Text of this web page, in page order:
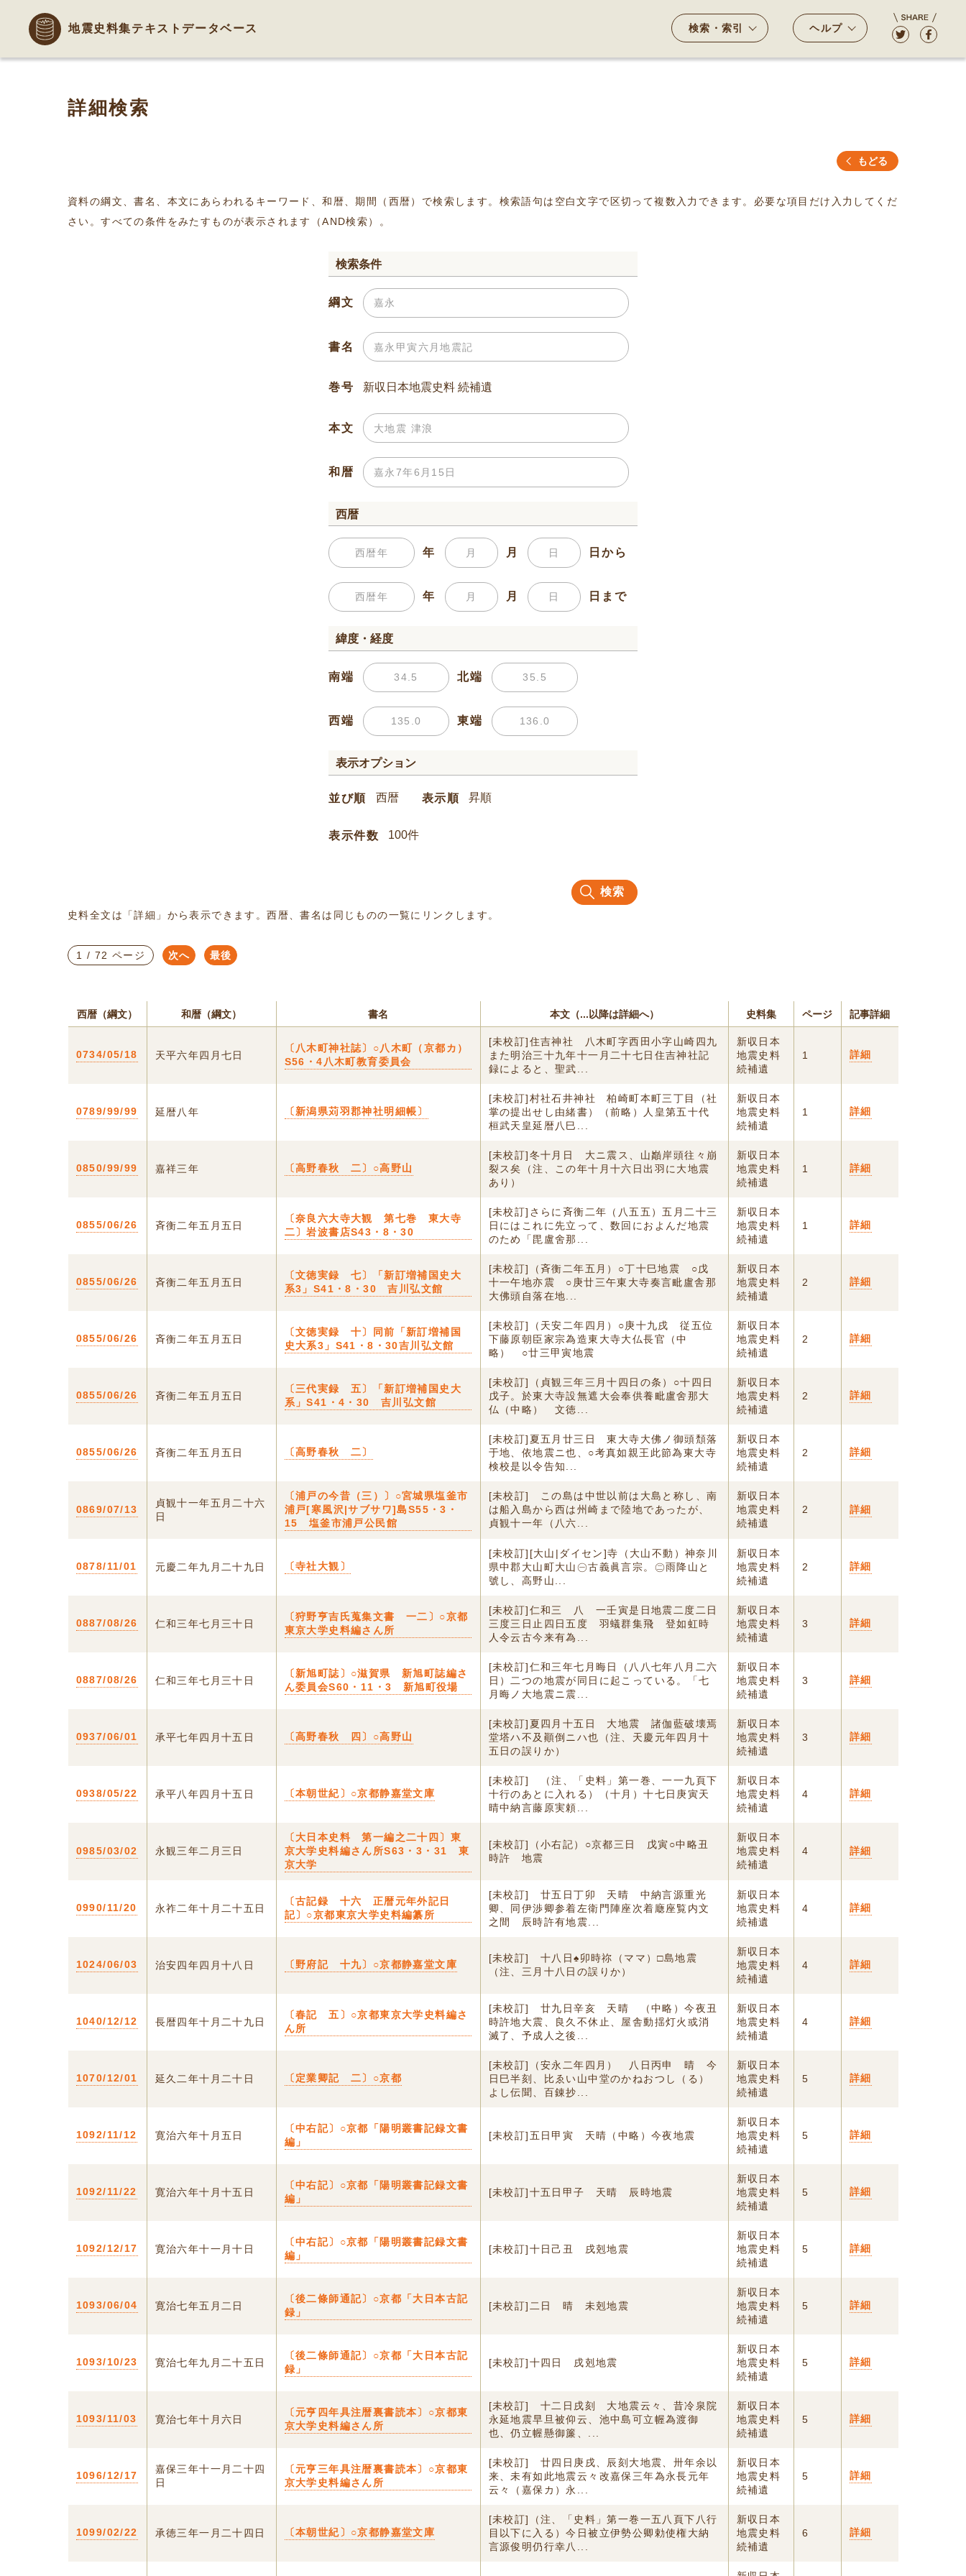
地震史料集テキストデータベース 検索・索引 ヘルプ
詳細検索
もどる
資料の綱文、書名、本文にあらわれるキーワード、和暦、期間（西暦）で検索します。検索語句は空白文字で区切って複数入力できます。必要な項目だけ入力してくだ
さい。すべての条件をみたすものが表示されます（AND検索）。
検索条件
綱文
書名
巻号
本文
和暦
西暦
年 月 日から
年 月 日まで
緯度・経度
南端 北端
西端 東端
表示オプション
並び順 表示順
表示件数
検索
史料全文は「詳細」から表示できます。西暦、書名は同じものの一覧にリンクします。
1 / 72 ページ 次へ 最後
西暦（綱文） 和暦（綱文） 書名 本文（...以降は詳細へ） 史料集 ページ 記事詳細
0734/05/18 天平六年四月七日
〔八木町神社誌〕○八木町（京都カ）
S56・4八木町教育委員会
[未校訂]住吉神社 八木町字西田小字山崎四九
また明治三十九年十一月二十七日住吉神社記
録によると、聖武...
新収日本
地震史料
続補遺
1 詳細
0789/99/99 延暦八年 〔新潟県苅羽郡神社明細帳〕
[未校訂]村社石井神社 柏崎町本町三丁目（社
掌の提出せし由緒書）（前略）人皇第五十代
桓武天皇延暦八巳...
新収日本
地震史料
続補遺
1 詳細
0850/99/99 嘉祥三年 〔高野春秋 二〕○高野山
[未校訂]冬十月日 大ニ震ス、山巓岸頭往々崩
裂ス矣（注、この年十月十六日出羽に大地震
あり）
新収日本
地震史料
続補遺
1 詳細
0855/06/26 斉衡二年五月五日
〔奈良六大寺大観 第七巻 東大寺
二〕岩波書店S43・8・30
[未校訂]さらに斉衡二年（八五五）五月二十三
日にはこれに先立って、数回におよんだ地震
のため「毘盧舍那...
新収日本
地震史料
続補遺
1 詳細
0855/06/26 斉衡二年五月五日
〔文徳実録 七〕「新訂増補国史大
系3」S41・8・30 吉川弘文館
[未校訂]（斉衡二年五月）○丁十巳地震 ○戊
十一午地亦震 ○庚廿三午東大寺奏言毗盧舎那
大佛頭自落在地...
新収日本
地震史料
続補遺
2 詳細
0855/06/26 斉衡二年五月五日
〔文徳実録 十〕同前「新訂増補国
史大系3」S41・8・30吉川弘文館
[未校訂]（天安二年四月）○庚十九戌 従五位
下藤原朝臣家宗為造東大寺大仏長官（中
略） ○廿三甲寅地震
新収日本
地震史料
続補遺
2 詳細
0855/06/26 斉衡二年五月五日
〔三代実録 五〕「新訂増補国史大
系」S41・4・30 吉川弘文館
[未校訂]（貞観三年三月十四日の条）○十四日
戊子。於東大寺設無遮大会奉供養毗盧舍那大
仏（中略） 文徳...
新収日本
地震史料
続補遺
2 詳細
0855/06/26 斉衡二年五月五日 〔高野春秋 二〕
[未校訂]夏五月廿三日 東大寺大佛ノ御頭頽落
于地、依地震ニ也、○考真如親王此節為東大寺
検校是以令告知...
新収日本
地震史料
続補遺
2 詳細
0869/07/13
貞観十一年五月二十六
日
〔浦戸の今昔（三）〕○宮城県塩釜市
浦戸[寒風沢|サブサワ]島S55・3・
15 塩釜市浦戸公民館
[未校訂] この島は中世以前は大島と称し、南
は船入島から西は州崎まで陸地であったが、
貞観十一年（八六...
新収日本
地震史料
続補遺
2 詳細
0878/11/01 元慶二年九月二十九日 〔寺社大観〕
[未校訂][大山|ダイセン]寺（大山不動）神奈川
県中郡大山町大山㊀古義眞言宗。㊁雨降山と
號し、高野山...
新収日本
地震史料
続補遺
2 詳細
0887/08/26 仁和三年七月三十日
〔狩野亨吉氏蒐集文書 一二〕○京都
東京大学史料編さん所
[未校訂]仁和三 八 一壬寅是日地震二度二日
三度三日止四日五度 羽蟻群集飛 登如虹時
人令云古今来有為...
新収日本
地震史料
続補遺
3 詳細
0887/08/26 仁和三年七月三十日
〔新旭町誌〕○滋賀県 新旭町誌編さ
ん委員会S60・11・3 新旭町役場
[未校訂]仁和三年七月晦日（八八七年八月二六
日）二つの地震が同日に起こっている。「七
月晦ノ大地震ニ震...
新収日本
地震史料
続補遺
3 詳細
0937/06/01 承平七年四月十五日 〔高野春秋 四〕○高野山
[未校訂]夏四月十五日 大地震 諸伽藍破壊焉
堂塔ハ不及顚倒ニハ也（注、天慶元年四月十
五日の誤りか）
新収日本
地震史料
続補遺
3 詳細
0938/05/22 承平八年四月十五日 〔本朝世紀〕○京都静嘉堂文庫
[未校訂] （注、「史料」第一巻、一一九頁下
十行のあとに入れる）（十月）十七日庚寅天
晴中納言藤原実頼...
新収日本
地震史料
続補遺
4 詳細
0985/03/02 永観三年二月三日
〔大日本史料 第一編之二十四〕東
京大学史料編さん所S63・3・31 東
京大学
[未校訂]（小右記）○京都三日 戊寅○中略丑
時許 地震
新収日本
地震史料
続補遺
4 詳細
0990/11/20 永祚二年十月二十五日
〔古記録 十六 正暦元年外記日
記〕○京都東京大学史料編纂所
[未校訂] 廿五日丁卯 天晴 中納言源重光
卿、同伊渉卿参着左衛門陣座次着廰座覧内文
之間 辰時許有地震...
新収日本
地震史料
続補遺
4 詳細
1024/06/03 治安四年四月十八日 〔野府記 十九〕○京都静嘉堂文庫
[未校訂] 十八日♠卯時祢（ママ）□島地震
（注、三月十八日の誤りか）
新収日本
地震史料
続補遺
4 詳細
1040/12/12 長暦四年十月二十九日
〔春記 五〕○京都東京大学史料編さ
ん所
[未校訂] 廿九日辛亥 天晴 （中略）今夜丑
時許地大震、良久不休止、屋舎動揺灯火或消
滅了、予成人之後...
新収日本
地震史料
続補遺
4 詳細
1070/12/01 延久二年十月二十日 〔定業卿記 二〕○京都
[未校訂]（安永二年四月） 八日丙申 晴 今
日巳半刻、比ゑい山中堂のかねおつし（る）
よし伝聞、百錬抄...
新収日本
地震史料
続補遺
5 詳細
1092/11/12 寛治六年十月五日
〔中右記〕○京都「陽明叢書記録文書
編」
[未校訂]五日甲寅 天晴（中略）今夜地震
新収日本
地震史料
続補遺
5 詳細
1092/11/22 寛治六年十月十五日
〔中右記〕○京都「陽明叢書記録文書
編」
[未校訂]十五日甲子 天晴 辰時地震
新収日本
地震史料
続補遺
5 詳細
1092/12/17 寛治六年十一月十日
〔中右記〕○京都「陽明叢書記録文書
編」
[未校訂]十日己丑 戌剋地震
新収日本
地震史料
続補遺
5 詳細
1093/06/04 寛治七年五月二日
〔後二條師通記〕○京都「大日本古記
録」
[未校訂]二日 晴 未剋地震
新収日本
地震史料
続補遺
5 詳細
1093/10/23 寛治七年九月二十五日
〔後二條師通記〕○京都「大日本古記
録」
[未校訂]十四日 戌剋地震
新収日本
地震史料
続補遺
5 詳細
1093/11/03 寛治七年十月六日
〔元亨四年具注暦裏書読本〕○京都東
京大学史料編さん所
[未校訂] 十二日戌刻 大地震云々、昔冷泉院
永延地震早旦被仰云、池中島可立幄為渡御
也、仍立幄懸御簾、...
新収日本
地震史料
続補遺
5 詳細
1096/12/17
嘉保三年十一月二十四
日
〔元亨三年具注暦裏書読本〕○京都東
京大学史料編さん所
[未校訂] 廿四日庚戌、辰刻大地震、卅年余以
来、未有如此地震云々改嘉保三年為永長元年
云々（嘉保カ）永...
新収日本
地震史料
続補遺
5 詳細
1099/02/22 承徳三年一月二十四日 〔本朝世紀〕○京都静嘉堂文庫
[未校訂]（注、「史料」第一巻一五八頁下八行
目以下に入る）今日被立伊勢公卿勅使権大納
言源俊明仍行幸八...
新収日本
地震史料
続補遺
6 詳細